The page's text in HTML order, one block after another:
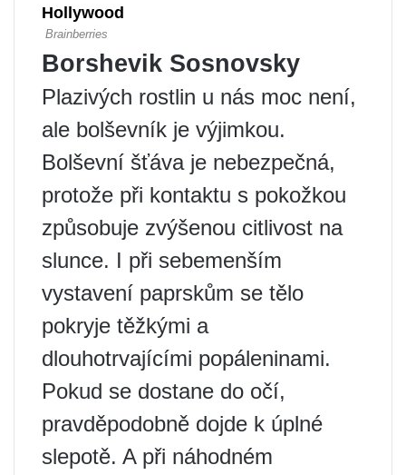
Borshevik Sosnovsky
Plazivých rostlin u nás moc není,
ale bolševník je výjimkou.
Bolševní šťáva je nebezpečná,
protože při kontaktu s pokožkou
způsobuje zvýšenou citlivost na
slunce. I při sebemenším
vystavení paprskům se tělo
pokryje těžkými a
dlouhotrvajícími popáleninami.
Pokud se dostane do očí,
pravděpodobně dojde k úplné
slepotě. A při náhodném